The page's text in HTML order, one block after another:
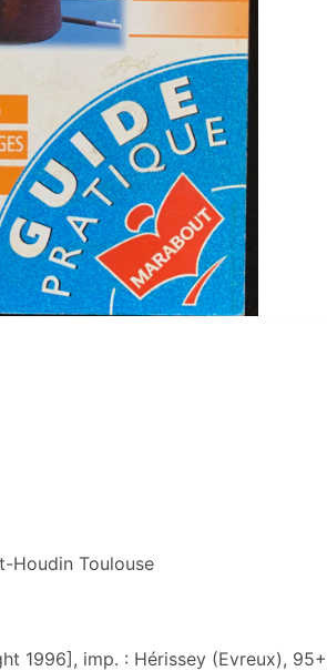
Houdin Toulouse
1996], imp. : Hérissey (Evreux),